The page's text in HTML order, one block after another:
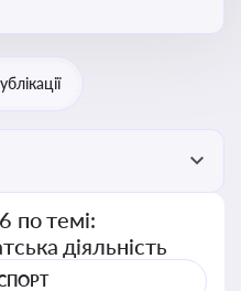
по темі:
діяльність